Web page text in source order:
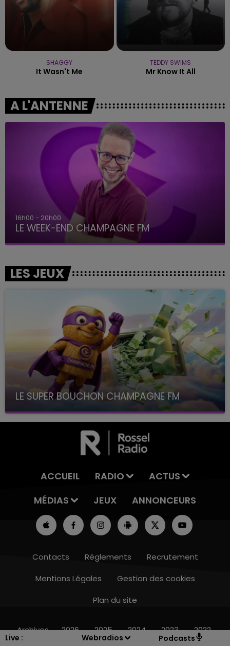
Live :
Webradios Podcasts
7h00 - 12h00
SHAGGY
It Wasn't Me
TEDDY SWIMS
Mr Know It All
A L'ANTENNE
16h00 - 20h00
LE WEEK-END CHAMPAGNE FM
LES JEUX
LE SUPER BOUCHON CHAMPAGNE FM
avec La Famille Champagne FM, à 8H10
ACCUEIL RADIO
ACTUS
MÉDIAS
JEUX ANNONCEURS
Contacts Règlements
Recrutement
Mentions Légales
Gestion des cookies
Plan du site
Archives 2026 2025 2024 2023 2022